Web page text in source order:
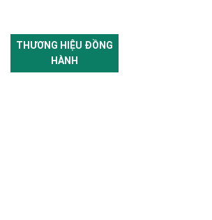
THƯƠNG HIỆU ĐỒNG
HÀNH